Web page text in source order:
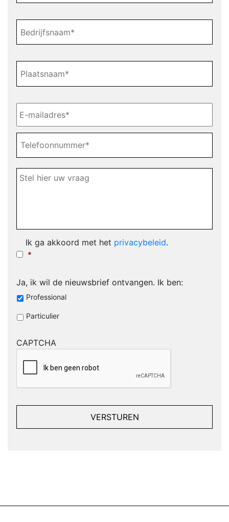
Plaatsnaam
E-
mailadres *
Telefoonnummer*
Tekstvak
*
Ik ga akkoord met het privacybeleid.
*
Ja, ik wil de nieuwsbrief ontvangen. Ik ben:
Professional
Particulier
CAPTCHA